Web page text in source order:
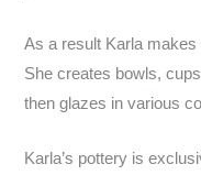
As a result Karla
She creates bowls,
then glazes in various
Karla’s pottery is